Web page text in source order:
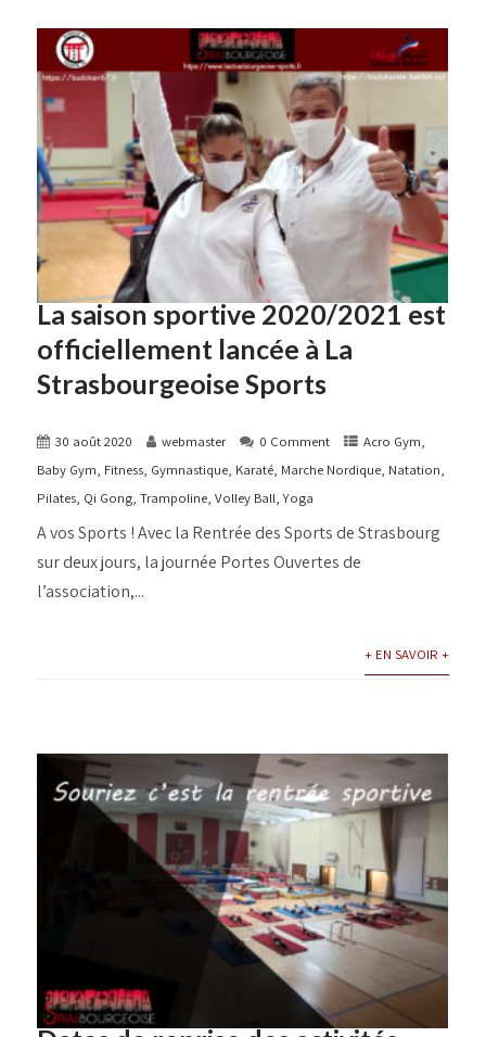
La saison sportive 2020/2021 est
officiellement lancée à La
Strasbourgeoise Sports
30 août 2020 webmaster 0 Comment Acro Gym,
Baby Gym, Fitness, Gymnastique, Karaté, Marche Nordique, Natation,
Pilates, Qi Gong,Trampoline,Volley Ball,Yoga
A vos Sports ! Avec la Rentrée des Sports de Strasbourg
sur deux jours, la journée Portes Ouvertes de
l’association,...
+ EN SAVOIR +